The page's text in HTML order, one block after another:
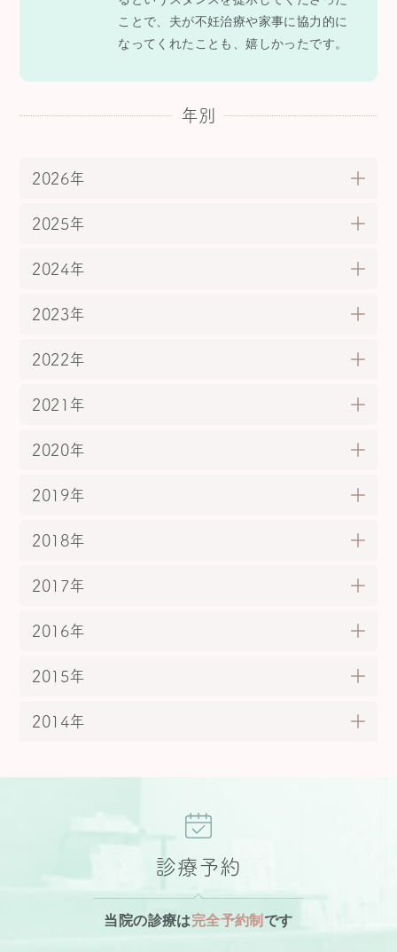
ことで、夫が不妊治療や家事に協力的に
なってくれたことも、嬉しかったです。
年別
2026年
2025年
2024年
2023年
2022年
2021年
2020年
2019年
2018年
2017年
2016年
2015年
2014年
診療予約
当院の診療は完全予約制 です